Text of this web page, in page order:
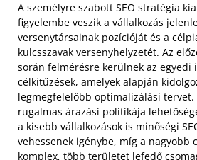
A személyre szabott SEO stratégia
figyelembe veszik a vállalkozás
versenytársainak pozícióját és a
kulcsszavak versenyhelyzetét. Az
során felmérésre kerülnek az egyedi
célkitűzések, amelyek alapján
legmegfelelőbb optimalizálási tervet.
rugalmas árazási politikája
a kisebb vállalkozások is minőségi
vehessenek igénybe, míg a nagyobb
komplex, több területet lefedő